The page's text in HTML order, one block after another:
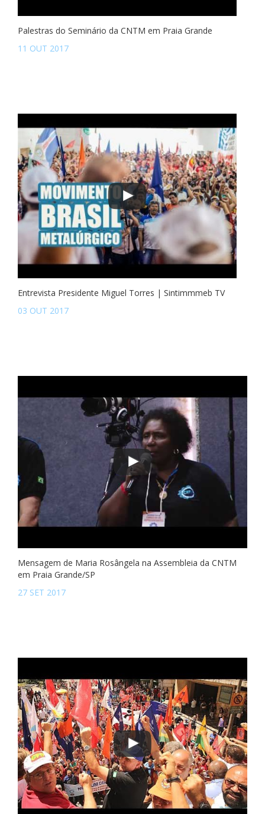
Palestras do Seminário da CNTM em Praia Grande
11 OUT 2017
Entrevista Presidente Miguel Torres | Sintimmmeb TV
03 OUT 2017
Mensagem de Maria Rosângela na Assembleia da CNTM
em Praia Grande/SP
27 SET 2017